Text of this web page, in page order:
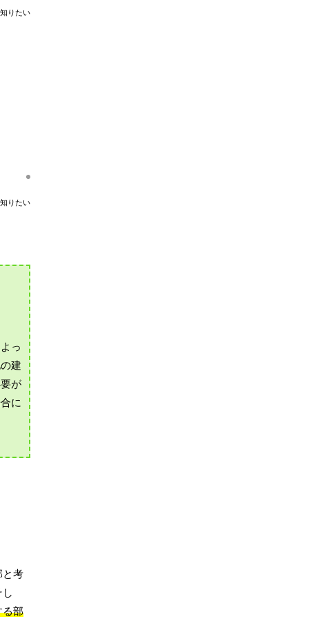
りたい
りたい
っ
建
が
に
と考
る部